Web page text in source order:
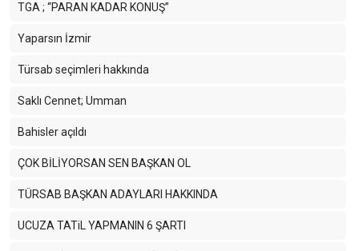
TGA ; “PARAN KADAR KONUŞ”
Yaparsın İzmir
Türsab seçimleri hakkında
Saklı Cennet; Umman
Bahisler açıldı
ÇOK BİLİYORSAN SEN BAŞKAN OL
TÜRSAB BAŞKAN ADAYLARI HAKKINDA
UCUZA TATiL YAPMANIN 6 ŞARTI